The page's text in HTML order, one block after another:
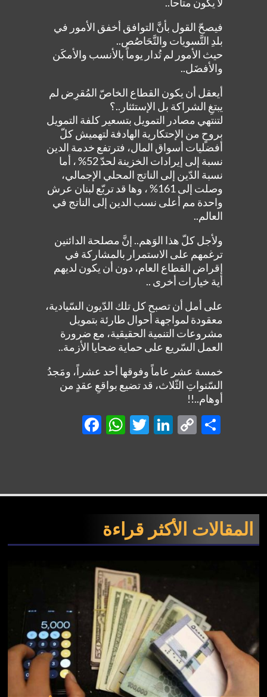
فيصحّ القول بأنَّ التوافق أخفق الأمور في
بلدِ التَّسويات والتَّحَاصُص..
حيث الأمور لم تُدار يوماً بالأنسب والأمكَن
والأفضَل..
أيعقل أن يكون القطاع الخاصّ المُقرِض لم
يبتغِ الشراكة بل الإستئثار..؟
لتنتهي مصادر التمويل بتسعير كلفة التمويل
بروحٍ من الإحتكارية الهادفة لتهميش كلّ
أفضليات أسواق المال، فترتفع خدمة الدين
نسبة إلى إيرادات الخزينة لحدّ 52% ، أما
نسبة الدّين إلى الناتج المحلي الإجمالي،
وصلت إلى 161% ، وها قد تربّع لبنان عرش
واحدة مم أعلى نسب الدين إلى الناتج في
العالم..
ولأجل كلّ هذا الوَهم.. إنَّ مصلحة الدائنين
ترغمهم على الاستمرار بالمشاركة في
إقراض القطاع العام، دون أن يكون لديهم
أية خيارات أخرى ..
على أمل أن تصبح كل تلك الدّيون السّيادية،
معقودة لمواجهة أحوال طارئة بتمويل
مشروعات التنمية الحقيقية، مع ضرورة
العمل السّريع على حماية ضحايا الأزمة..
خمسة عشر عاماً وفوقها أحد عشراً، ومَجدُ
السّنواتِ الثّلاث، قد تضيع بواقعِ عقدٍ من
أوهام..!!
Facebook
WhatsApp
Twitter
LinkedIn
Copy
المقالات الأكثر قراءة